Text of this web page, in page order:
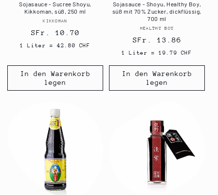
Sojasauce - Sucree Shoyu,
Kikkoman, süß, 250 ml
Anbieter:
KIKKOMAN
Normaler
Preis
SFr. 10.70
1 Liter = 42.80 CHF
In den Warenkorb
legen
Sojasauce - Shoyu, Healthy Boy,
süß mit 70% Zucker, dickflüssig,
700 ml
Anbieter:
HEALTHY BOY
Normaler
Preis
SFr. 13.86
1 Liter = 19.79 CHF
In den Warenkorb
legen